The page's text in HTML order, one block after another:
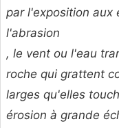
par l'exposition aux
l'abrasion
, le vent ou l'eau
roche qui grattent
larges qu'elles
érosion à grande